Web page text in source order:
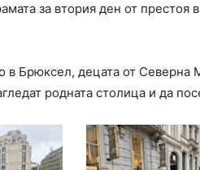
за втория ден от
в Брюксел, децата от Северна
родната столица и да